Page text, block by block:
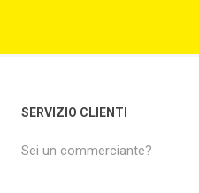
SERVIZIO CLIENTI
Sei un commerciante?